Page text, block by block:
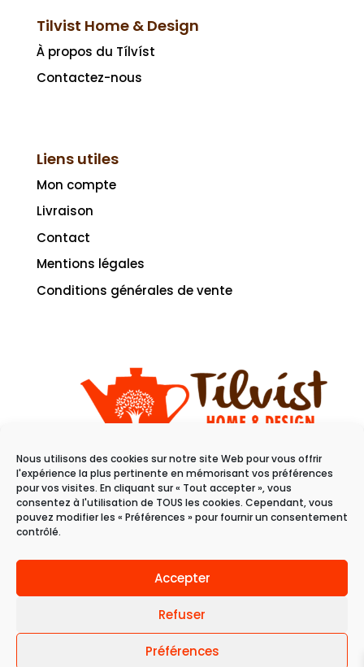
Nous utilisons des cookies sur notre site Web pour vous offrir
l'expérience la plus pertinente en mémorisant vos préférences
pour vos visites. En cliquant sur « Tout accepter », vous
consentez à l'utilisation de TOUS les cookies. Cependant, vous
pouvez modifier les « Préférences » pour fournir un consentement
contrôlé.
Accepter
Refuser
Préférences
Tilvist Home & Design
À propos du Tílvíst
Contactez-nous
Liens utiles
Mon compte
Livraison
Contact
Mentions légales
Conditions générales de vente
11 rue du raisin
68100 Mulhouse
Du mardi au samedi